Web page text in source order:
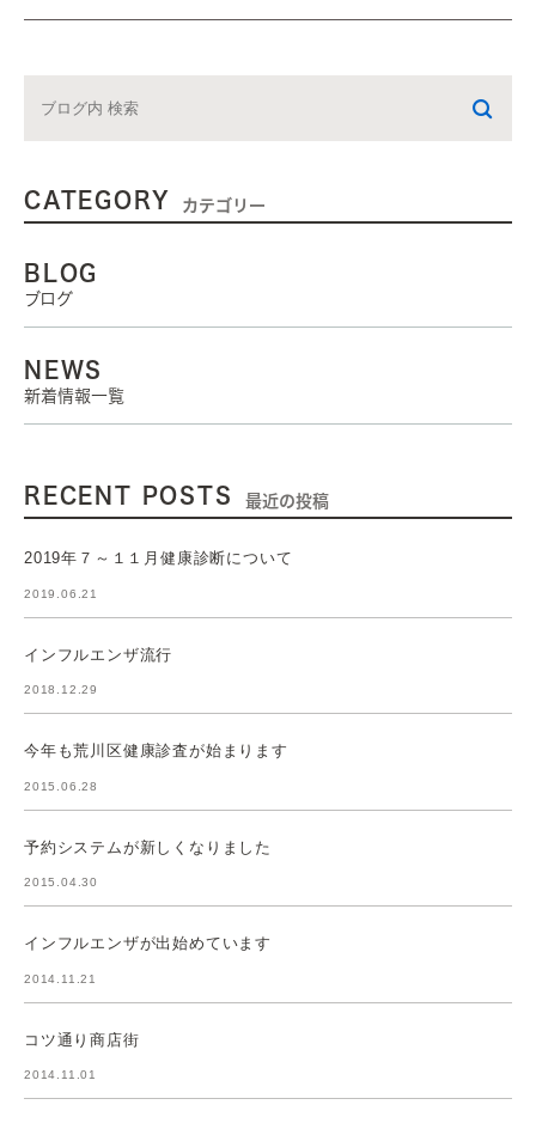
CATEGORY カテゴリー
BLOG
ブログ
NEWS
新着情報一覧
RECENT POSTS 最近の投稿
2019年７～１１月健康診断について
2019.06.21
インフルエンザ流行
2018.12.29
今年も荒川区健康診査が始まります
2015.06.28
予約システムが新しくなりました
2015.04.30
インフルエンザが出始めています
2014.11.21
コツ通り商店街
2014.11.01